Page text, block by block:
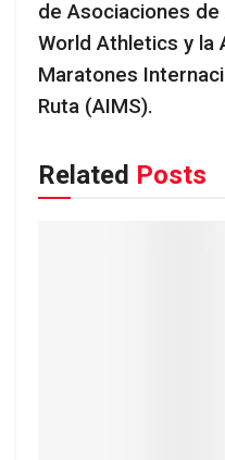
de Asociaciones
World Athletics y la
Maratones
Ruta (AIMS).
Related Posts